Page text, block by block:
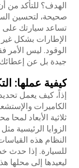
الهدف؟ للتأكد من
صحيحة، لتحسين
تساعد سيارتك على
الإطارات بشكل
الوقود. ليس
جيدة بل عن إعطائك
كيفية عملها:
إذاً، كيف يعمل
الكاميرات
ثلاثية الأبعاد
الزوايا الرئيسية
النظام هذه
للسيارة. إذا حدث
ليعيدها إلى محلها